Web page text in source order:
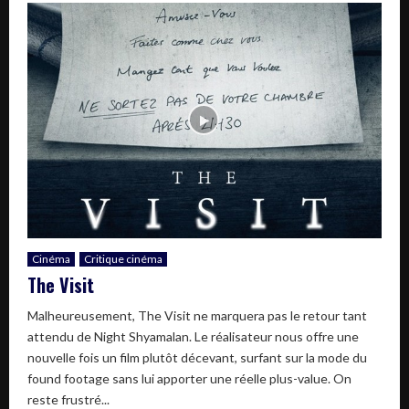
Cinéma Critique cinéma
The Visit
Malheureusement, The Visit ne marquera pas le retour tant
attendu de Night Shyamalan. Le réalisateur nous offre une
nouvelle fois un film plutôt décevant, surfant sur la mode du
found footage sans lui apporter une réelle plus-value. On
reste frustré...